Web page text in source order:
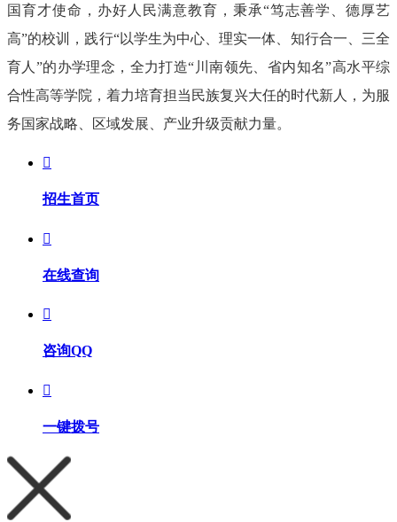
国育才使命，办好人民满意教育，秉承“笃志善学、德厚艺
高”的校训，践行“以学生为中心、理实一体、知行合一、三全
育人”的办学理念，全力打造“川南领先、省内知名”高水平综
合性高等学院，着力培育担当民族复兴大任的时代新人，为服
务国家战略、区域发展、产业升级贡献力量。

招生首页

在线查询

咨询QQ

一键拨号